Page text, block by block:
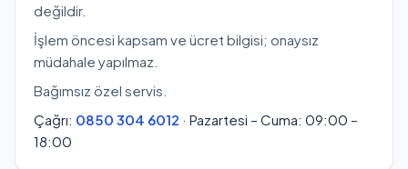
değildir.
İşlem öncesi kapsam ve ücret bilgisi; onaysız
müdahale yapılmaz.
Bağımsız özel servis.
Çağrı: 0850 304 6012 · Pazartesi – Cuma: 09:00 –
18:00